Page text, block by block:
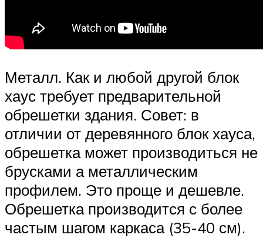
Металл. Как и любой другой блок
хаус требует предварительной
обрешетки здания. Совет: в
отличии от деревянного блок хауса,
обрешетка может производиться не
брусками а металлическим
профилем. Это проще и дешевле.
Обрешетка производится с более
частым шагом каркаса (35-40 см).